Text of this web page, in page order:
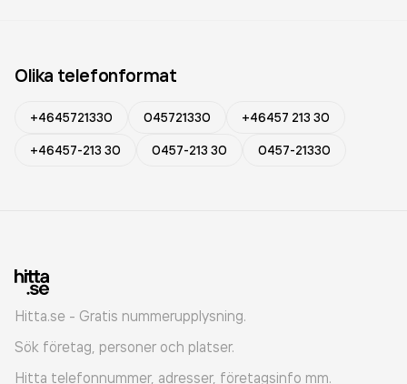
Olika telefonformat
+4645721330 045721330
+46457 213 30
+46457-213 30
0457-213 30 0457-21330
Hitta.se - Gratis nummerupplysning.
Sök företag, personer och platser.
Hitta telefonnummer, adresser, företagsinfo mm.